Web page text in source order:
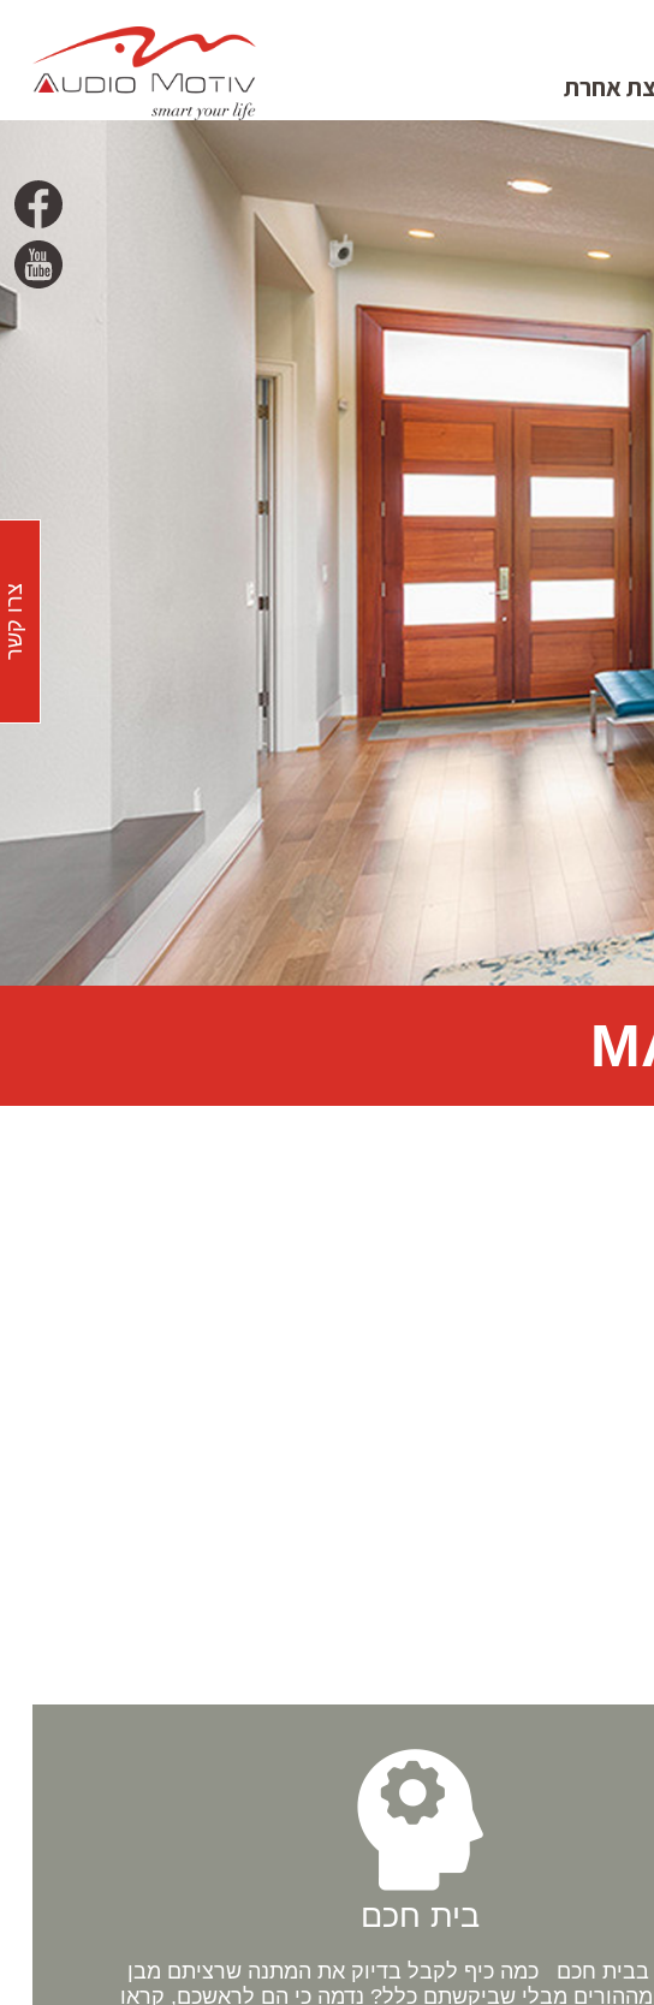
אחרת
בית חכם
בבית חכם כמה כיף לקבל בדיוק את המתנה שרציתם מבן
מההורים מבלי שביקשתם כלל? נדמה כי הם לראשכם, קראו
צרו קשר